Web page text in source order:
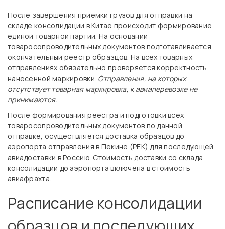
После завершения приемки грузов для отправки на
складе консолидации в Китае происходит формирование
единой товарной партии. На основании
товаросопроводительных документов подготавливается
окончательный реестр образцов. На всех товарных
отправлениях обязательно проверяется корректность
нанесенной маркировки. Отправления, на которых
отсутствует товарная маркировка, к авиаперевозке не
принимаются.
После формирования реестра и подготовки всех
товаросопроводительных документов по данной
отправке, осуществляется доставка образцов до
аэропорта отправления в Пекине (PEK) для последующей
авиадоставки в Россию. Стоимость доставки со склада
консолидации до аэропорта включена в стоимость
авиафрахта.
Расписание консолидации